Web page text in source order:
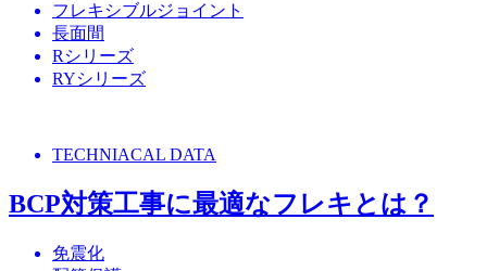
フレキシブルジョイント
長面間
Rシリーズ
RYシリーズ
TECHNIACAL DATA
BCP対策工事に最適なフレキとは？
免震化